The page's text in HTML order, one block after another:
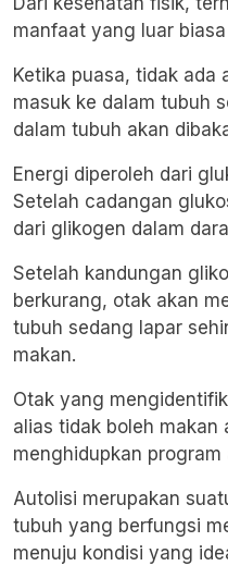
manfaat yang luar
Ketika puasa, tidak ada
masuk ke dalam tubuh
dalam tubuh akan
Energi diperoleh dari
Setelah cadangan
dari glikogen dalam
Setelah kandungan
berkurang, otak akan
tubuh sedang lapar
makan.
Otak yang
alias tidak boleh makan
menghidupkan program
Autolisi merupakan
tubuh yang berfungsi
menuju kondisi yang